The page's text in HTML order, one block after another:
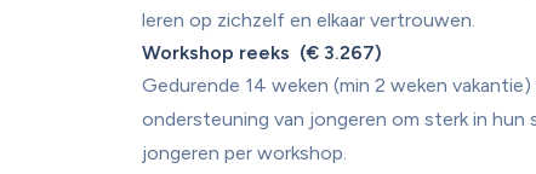
Workshop reeks  (€ 3.267)
Gedurende 14 weken (min 2 weken
ondersteuning van jongeren om sterk in hun